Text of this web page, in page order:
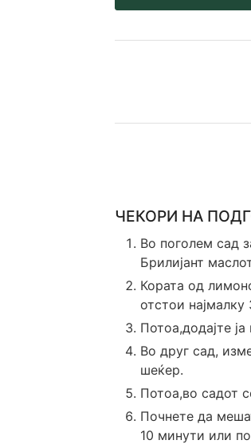
ЧЕКОРИ НА
Во поголем сад
Брилијант
Кората од
отстои
Потоа,додајте
Во друг сад,
шеќер.
Потоа,во садот
Почнете да
10 минути или